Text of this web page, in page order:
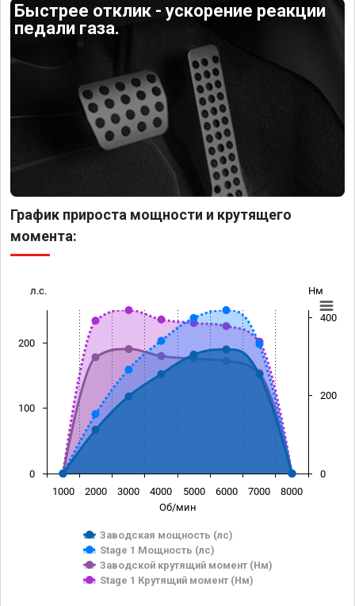
Быстрее отклик - ускорение реакции
педали газа.
График прироста мощности и крутящего
момента:
Об/мин
л.с. Нм
Заводская мощность (лс)
Stage 1 Мощность (лс)
Заводской крутящий момент (Нм)
Stage 1 Крутящий момент (Нм)
1000 2000 3000 4000 5000 6000 7000 8000
0
100
200
0
200
400